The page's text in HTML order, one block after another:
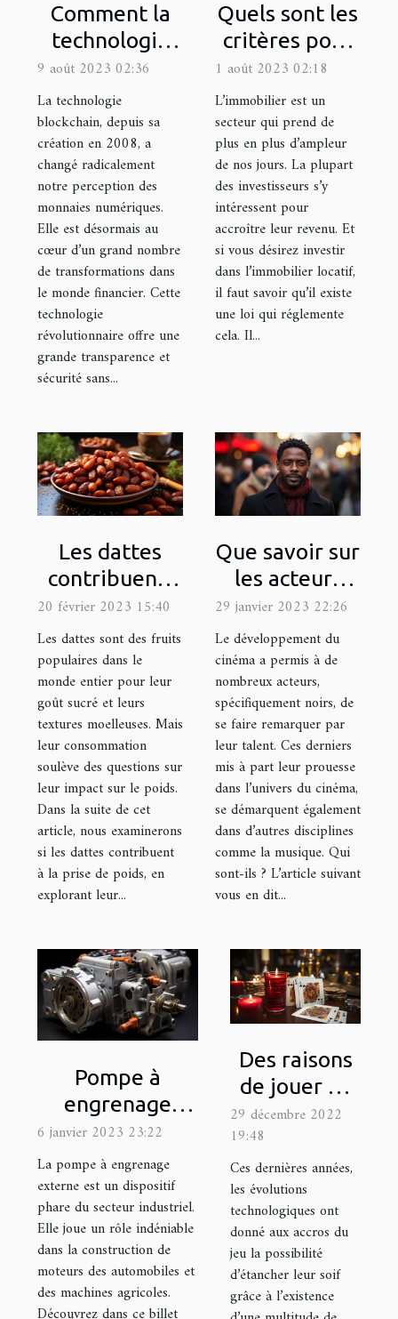
Comment la
technologie
blockchain
change le
monde de la
finance
9 août 2023 02:36
La technologie
blockchain, depuis sa
création en 2008, a
changé radicalement
notre perception des
monnaies numériques.
Elle est désormais au
cœur d’un grand nombre
de transformations dans
le monde financier. Cette
technologie
révolutionnaire offre une
grande transparence et
sécurité sans...
Quels sont les
critères pour
être éligible à
la Loi Pinel
dans le
département
de la Gironde
?
1 août 2023 02:18
L’immobilier est un
secteur qui prend de
plus en plus d’ampleur
de nos jours. La plupart
des investisseurs s’y
intéressent pour
accroître leur revenu. Et
si vous désirez investir
dans l’immobilier locatif,
il faut savoir qu’il existe
une loi qui réglemente
cela. Il...
Les dattes
contribuent-
elles à la prise
de poids ?
20 février 2023 15:40
Les dattes sont des fruits
populaires dans le
monde entier pour leur
goût sucré et leurs
textures moelleuses. Mais
leur consommation
soulève des questions sur
leur impact sur le poids.
Dans la suite de cet
article, nous examinerons
si les dattes contribuent
à la prise de poids, en
explorant leur...
Que savoir sur
les acteurs
noirs français
les plus
célèbres ?
29 janvier 2023 22:26
Le développement du
cinéma a permis à de
nombreux acteurs,
spécifiquement noirs, de
se faire remarquer par
leur talent. Ces derniers
mis à part leur prouesse
dans l’univers du cinéma,
se démarquent également
dans d’autres disciplines
comme la musique. Qui
sont-ils ? L’article suivant
vous en dit...
Pompe à
engrenage
externe : quel
est son
fonctionnement
?
6 janvier 2023 23:22
La pompe à engrenage
externe est un dispositif
phare du secteur industriel.
Elle joue un rôle indéniable
dans la construction de
moteurs des automobiles et
des machines agricoles.
Des raisons
de jouer au
blackjack
29 décembre 2022
19:48
Ces dernières années,
les évolutions
technologiques ont
donné aux accros du
jeu la possibilité
d’étancher leur soif
grâce à l’existence